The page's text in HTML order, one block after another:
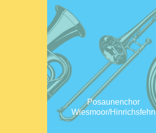
Posaunenchor
Wiesmoor/Hinrichsfehn